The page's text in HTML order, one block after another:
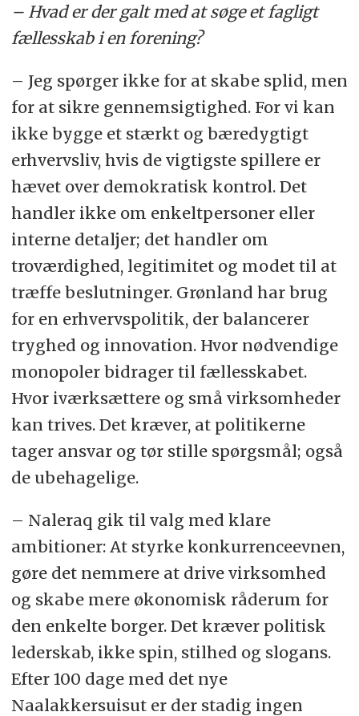
– Hvad er der galt med at søge et fagligt
fællesskab i en forening?
– Jeg spørger ikke for at skabe splid, men
for at sikre gennemsigtighed. For vi kan
ikke bygge et stærkt og bæredygtigt
erhvervsliv, hvis de vigtigste spillere er
hævet over demokratisk kontrol. Det
handler ikke om enkeltpersoner eller
interne detaljer; det handler om
troværdighed, legitimitet og modet til at
træffe beslutninger. Grønland har brug
for en erhvervspolitik, der balancerer
tryghed og innovation. Hvor nødvendige
monopoler bidrager til fællesskabet.
Hvor iværksættere og små virksomheder
kan trives. Det kræver, at politikerne
tager ansvar og tør stille spørgsmål; også
de ubehagelige.
– Naleraq gik til valg med klare
ambitioner: At styrke konkurrenceevnen,
gøre det nemmere at drive virksomhed
og skabe mere økonomisk råderum for
den enkelte borger. Det kræver politisk
lederskab, ikke spin, stilhed og slogans.
Efter 100 dage med det nye
Naalakkersuisut er der stadig ingen